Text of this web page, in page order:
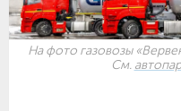
На фото газовозы
См.